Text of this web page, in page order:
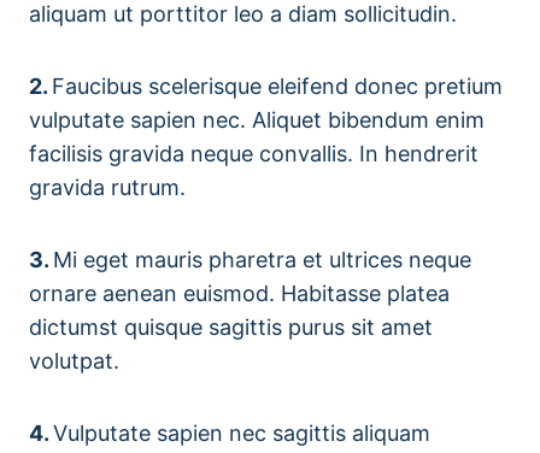
aliquam ut porttitor leo a diam sollicitudin.
2. Faucibus scelerisque eleifend donec pretium
vulputate sapien nec. Aliquet bibendum enim
facilisis gravida neque convallis. In hendrerit
gravida rutrum.
3. Mi eget mauris pharetra et ultrices neque
ornare aenean euismod. Habitasse platea
dictumst quisque sagittis purus sit amet
volutpat.
4.Vulputate sapien nec sagittis aliquam